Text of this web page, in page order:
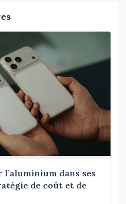
l’aluminium dans ses
de coût et de